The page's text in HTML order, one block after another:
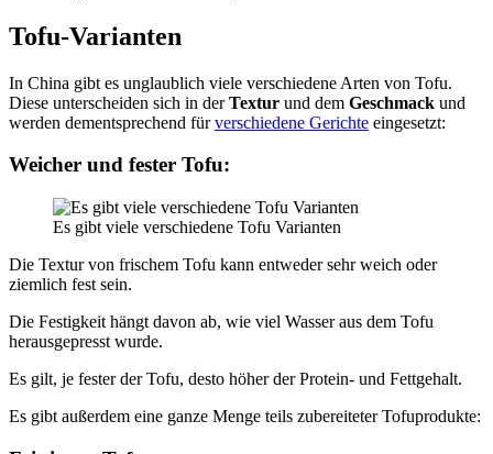
Tofu-Varianten
In China gibt es unglaublich viele verschiedene Arten von Tofu.
Diese unterscheiden sich in derTextur und dem Geschmack und
werden dementsprechend fürverschiedene Gerichte eingesetzt:
Weicher und fester Tofu:
Es gibt viele verschiedene Tofu Varianten
Die Textur von frischem Tofu kann entweder sehr weich oder
ziemlich fest sein.
Die Festigkeit hängt davon ab, wie viel Wasser aus dem Tofu
herausgepresst wurde.
Es gilt, je fester der Tofu, desto höher der Protein- und Fettgehalt.
Es gibt außerdem eine ganze Menge teils zubereiteter Tofuprodukte: